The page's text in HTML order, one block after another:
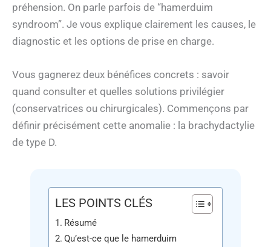
préhension. On parle parfois de “hamerduim
syndroom”. Je vous explique clairement les causes, le
diagnostic et les options de prise en charge.
Vous gagnerez deux bénéfices concrets : savoir
quand consulter et quelles solutions privilégier
(conservatrices ou chirurgicales). Commençons par
définir précisément cette anomalie : la brachydactylie
de type D.
LES POINTS CLÉS
Résumé
Qu’est-ce que le hamerduim